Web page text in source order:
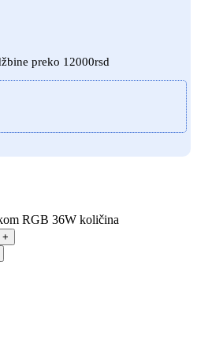
preko 12000rsd
RGB 36W količina
+